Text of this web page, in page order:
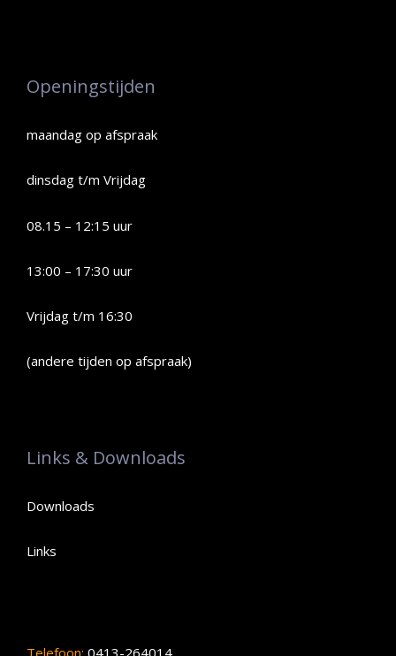
Openingstijden
maandag op afspraak
dinsdag t/m Vrijdag
08.15 – 12:15 uur
13:00 – 17:30 uur
Vrijdag t/m 16:30
(andere tijden op afspraak)
Links & Downloads
Downloads
Links